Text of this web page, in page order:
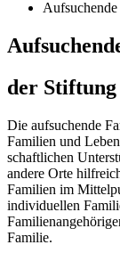
der
Die aufsuchende
Familien und
schaftlichen
andere Orte
Familien im
individuellen
Familie.